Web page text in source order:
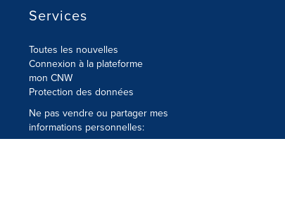
Services
Toutes les nouvelles
Connexion à la plateforme
mon CNW
Protection des données
Ne pas vendre ou partager mes
informations personnelles: